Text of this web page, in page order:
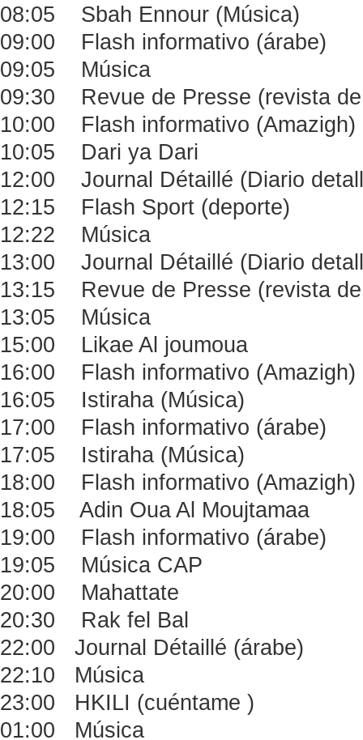
08:05 Sbah Ennour (Música)
09:00 Flash informativo (árabe)
09:05 Música
09:30 Revue de Presse (revista
10:00 Flash informativo (Amazigh)
10:05 Dari ya Dari
12:00 Journal Détaillé (Diario
12:15 Flash Sport (deporte)
12:22 Música
13:00 Journal Détaillé (Diario
13:15 Revue de Presse (revista
13:05 Música
15:00 Likae Al joumoua
16:00 Flash informativo (Amazigh)
16:05 Istiraha (Música)
17:00 Flash informativo (árabe)
17:05 Istiraha (Música)
18:00 Flash informativo (Amazigh)
18:05 Adin Oua Al Moujtamaa
19:00 Flash informativo (árabe)
19:05 Música CAP
20:00 Mahattate
20:30 Rak fel Bal
22:00 Journal Détaillé (árabe)
22:10 Música
23:00 HKILI (cuéntame )
01:00 Música